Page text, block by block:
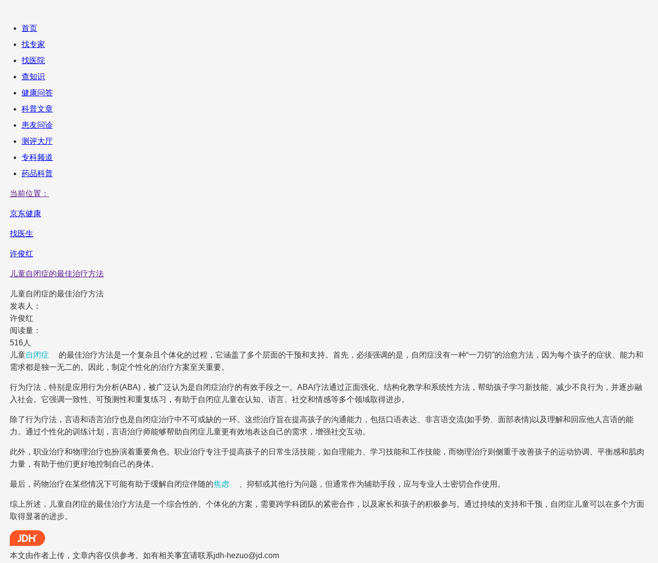
首页
找专家
找医院
查知识
健康问答
科普文章
患友问诊
测评大厅
专科频道
药品科普
当前位置：
京东健康
找医生
许俊红
儿童自闭症的最佳治疗方法
儿童自闭症的最佳治疗方法
发表人：
许俊红
阅读量：
516人
儿童自闭症
的最佳治疗方法是一个复杂且个体化的过程，它涵盖了多个层面的干预和支持。首先，必须强调的是，自闭症没有一种“一刀切”的治愈方法，因为每个孩子的症状、能力和
需求都是独一无二的。因此，制定个性化的治疗方案至关重要。
行为疗法，特别是应用行为分析(ABA)，被广泛认为是自闭症治疗的有效手段之一。ABA疗法通过正面强化、结构化教学和系统性方法，帮助孩子学习新技能、减少不良行为，并逐步融
入社会。它强调一致性、可预测性和重复练习，有助于自闭症儿童在认知、语言、社交和情感等多个领域取得进步。
除了行为疗法，言语和语言治疗也是自闭症治疗中不可或缺的一环。这些治疗旨在提高孩子的沟通能力，包括口语表达、非言语交流(如手势、面部表情)以及理解和回应他人言语的能
力。通过个性化的训练计划，言语治疗师能够帮助自闭症儿童更有效地表达自己的需求，增强社交互动。
此外，职业治疗和物理治疗也扮演着重要角色。职业治疗专注于提高孩子的日常生活技能，如自理能力、学习技能和工作技能，而物理治疗则侧重于改善孩子的运动协调、平衡感和肌肉
力量，有助于他们更好地控制自己的身体。
最后，药物治疗在某些情况下可能有助于缓解自闭症伴随的焦虑 、抑郁或其他行为问题，但通常作为辅助手段，应与专业人士密切合作使用。
综上所述，儿童自闭症的最佳治疗方法是一个综合性的、个体化的方案，需要跨学科团队的紧密合作，以及家长和孩子的积极参与。通过持续的支持和干预，自闭症儿童可以在多个方面
取得显著的进步。
本文由作者上传，文章内容仅供参考。如有相关事宜请联系jdh-hezuo@jd.com